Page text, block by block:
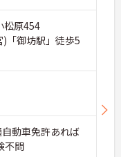
松原454
)「御坊駅」徒歩5
動車免許あれば
不問